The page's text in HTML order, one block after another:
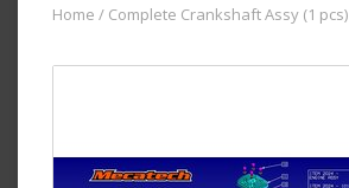
Home / Complete Crankshaft Assy (1 pcs)